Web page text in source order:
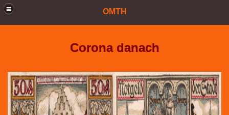
OMTH
Corona danach